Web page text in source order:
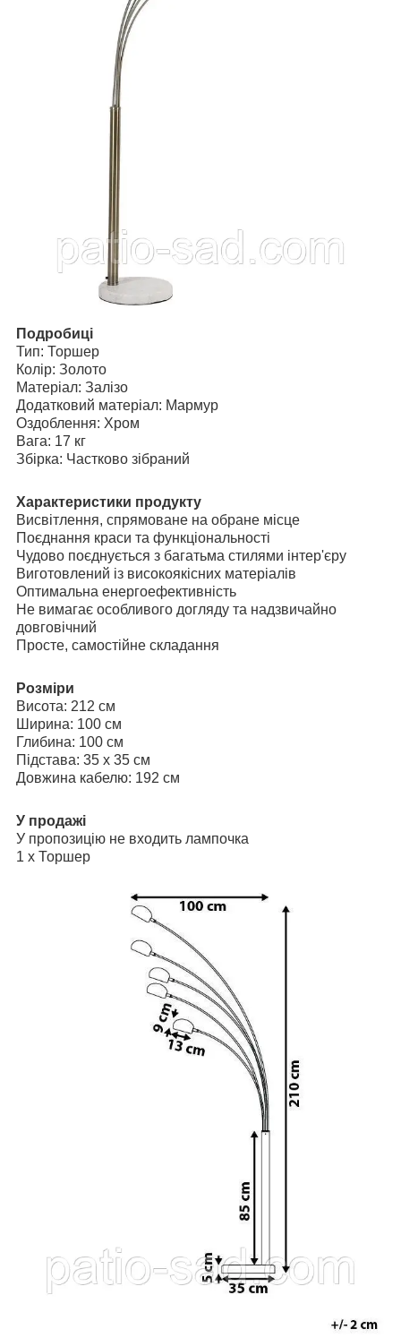
Подробиці
Тип: Торшер
Колір: Золото
Матеріал: Залізо
Додатковий матеріал: Мармур
Оздоблення: Хром
Вага: 17 кг
Збірка: Частково зібраний
Характеристики продукту
Висвітлення, спрямоване на обране місце
Поєднання краси та функціональності
Чудово поєднується з багатьма стилями інтер'єру
Виготовлений із високоякісних матеріалів
Оптимальна енергоефективність
Не вимагає особливого догляду та надзвичайно
довговічний
Просте, самостійне складання
Розміри
Висота: 212 см
Ширина: 100 см
Глибина: 100 см
Підстава: 35 x 35 см
Довжина кабелю: 192 см
У продажі
У пропозицію не входить лампочка
1 x Торшер